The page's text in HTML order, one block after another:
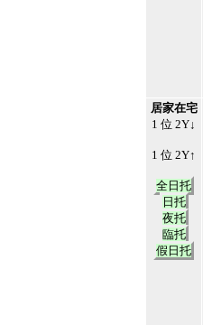
居家在宅
1 位 2Y↓
1 位 2Y↑
全日托
日托
夜托
臨托
假日托